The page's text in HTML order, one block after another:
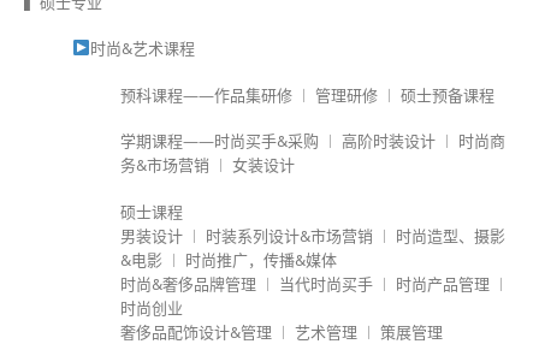
时尚&艺术课程
预科课程——作品集研修 ︱ 管理研修 ︱ 硕士预备课程
学期课程——时尚买手&采购 ︱ 高阶时装设计 ︱ 时尚商
务&市场营销 ︱ 女装设计
硕士课程
男装设计 ︱ 时装系列设计&市场营销 ︱ 时尚造型、摄影
&电影 ︱ 时尚推广，传播&媒体
时尚&奢侈品牌管理 ︱ 当代时尚买手 ︱ 时尚产品管理 ︱
时尚创业
奢侈品配饰设计&管理 ︱ 艺术管理 ︱ 策展管理